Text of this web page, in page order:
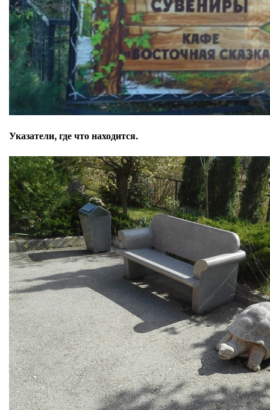
Указатели, где что находится.